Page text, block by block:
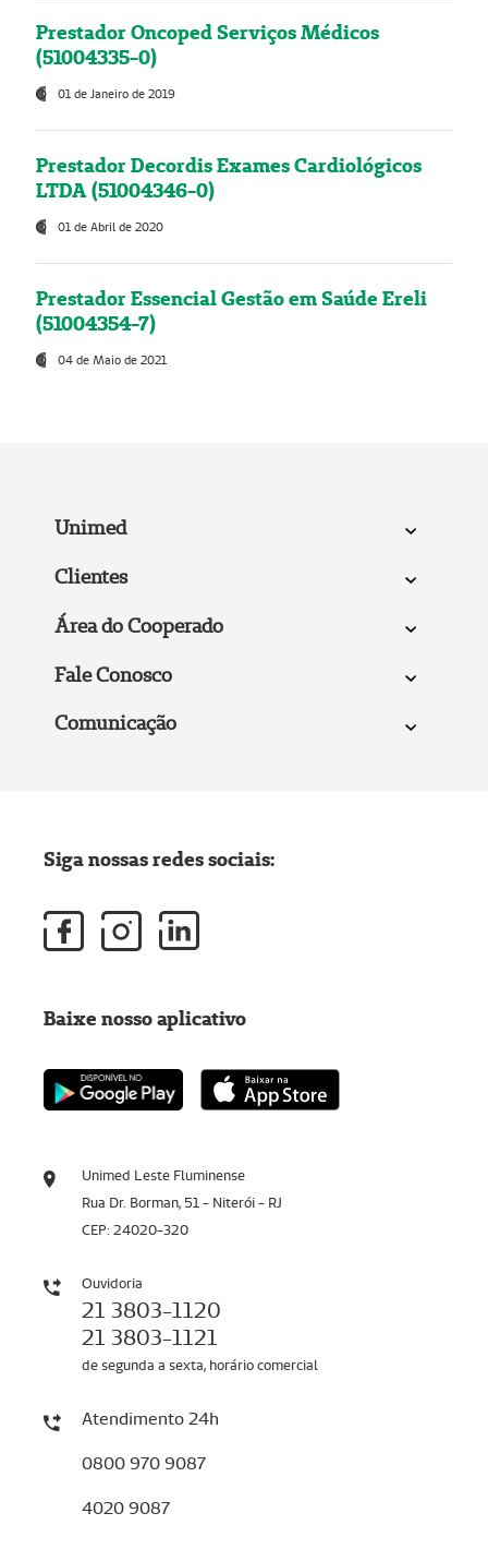
Prestador Oncoped Serviços Médicos
(51004335-0)
01 de Janeiro de 2019
Prestador Decordis Exames Cardiológicos
LTDA (51004346-0)
01 de Abril de 2020
Prestador Essencial Gestão em Saúde Ereli
(51004354-7)
04 de Maio de 2021
Unimed
Clientes
Área do Cooperado
Fale Conosco
Comunicação
Unimed Leste Fluminense
Rua Dr. Borman, 51 - Niterói - RJ
CEP: 24020-320
Ouvidoria
21 3803-1120
21 3803-1121
de segunda a sexta, horário comercial
Atendimento 24h
0800 970 9087
4020 9087
Siga nossas redes sociais:
Baixe nosso aplicativo